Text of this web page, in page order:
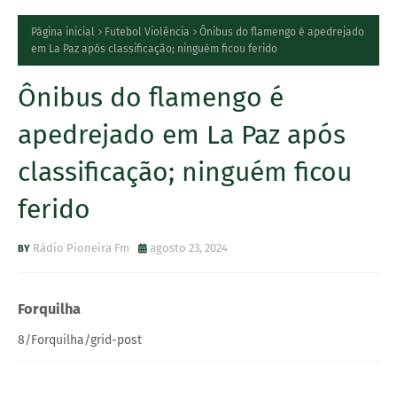
Página inicial Futebol Violência
Ônibus do flamengo é apedrejado
em La Paz após classificação; ninguém ficou ferido
Ônibus do flamengo é
apedrejado em La Paz após
classificação; ninguém ficou
ferido
Rádio Pioneira Fm agosto 23, 2024
Forquilha
8/Forquilha/grid-post